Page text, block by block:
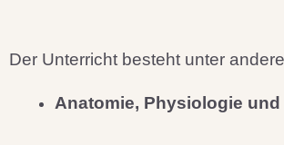
Der Unterricht besteht unter
Anatomie, Physiologie